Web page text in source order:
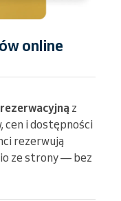
online
z
cen i dostępności
rezerwują
ze strony — bez